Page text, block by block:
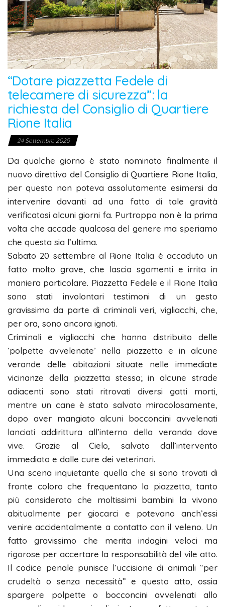
“Dotare piazzetta Fedele di
telecamere di sicurezza”: la
richiesta del Consiglio di Quartiere
Rione Italia
24 Settembre 2025
Da qualche giorno è stato nominato finalmente il
nuovo direttivo del Consiglio di Quartiere Rione Italia,
per questo non poteva assolutamente esimersi da
intervenire davanti ad una fatto di tale gravità
verificatosi alcuni giorni fa. Purtroppo non è la prima
volta che accade qualcosa del genere ma speriamo
che questa sia l’ultima.
Sabato 20 settembre al Rione Italia è accaduto un
fatto molto grave, che lascia sgomenti e irrita in
maniera particolare. Piazzetta Fedele e il Rione Italia
sono stati involontari testimoni di un gesto
gravissimo da parte di criminali veri, vigliacchi, che,
per ora, sono ancora ignoti.
Criminali e vigliacchi che hanno distribuito delle
‘polpette avvelenate’ nella piazzetta e in alcune
verande delle abitazioni situate nelle immediate
vicinanze della piazzetta stessa; in alcune strade
adiacenti sono stati ritrovati diversi gatti morti,
mentre un cane è stato salvato miracolosamente,
dopo aver mangiato alcuni bocconcini avvelenati
lanciati addirittura all’interno della veranda dove
vive. Grazie al Cielo, salvato dall’intervento
immediato e dalle cure dei veterinari.
Una scena inquietante quella che si sono trovati di
fronte coloro che frequentano la piazzetta, tanto
più considerato che moltissimi bambini la vivono
abitualmente per giocarci e potevano anch’essi
venire accidentalmente a contatto con il veleno. Un
fatto gravissimo che merita indagini veloci ma
rigorose per accertare la responsabilità del vile atto.
Il codice penale punisce l’uccisione di animali “per
crudeltà o senza necessità” e questo atto, ossia
spargere polpette o bocconcini avvelenati allo